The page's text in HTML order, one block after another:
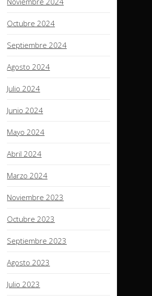
Octubre 2024
Septiembre 2024
Agosto 2024
Julio 2024
Junio 2024
Mayo 2024
Abril 2024
Marzo 2024
Noviembre 2023
Octubre 2023
Septiembre 2023
Agosto 2023
Julio 2023